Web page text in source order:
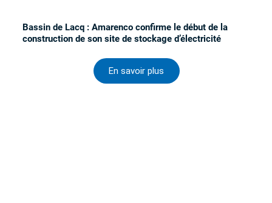
Bassin de Lacq : Amarenco confirme le début de la
construction de son site de stockage d’électricité
En savoir plus